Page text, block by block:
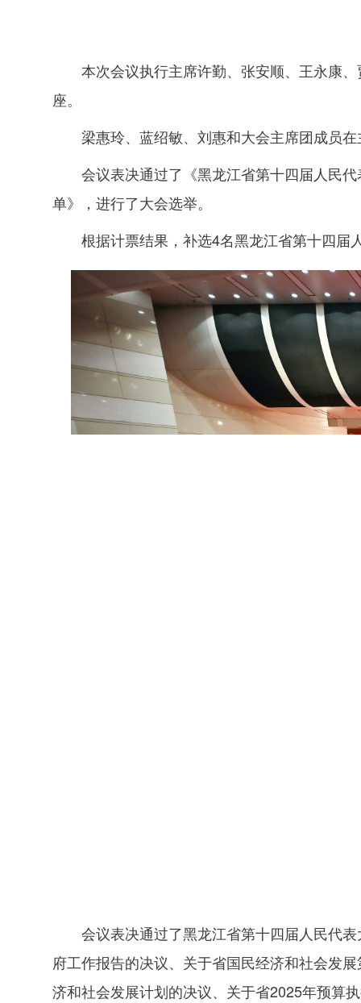
本次会议执行主席许勤、张安顺、王永康
座。
梁惠玲、蓝绍敏、刘惠和大会主席团成员
会议表决通过了《黑龙江省第十四届人民
单》，进行了大会选举。
根据计票结果，补选4名黑龙江省第十四届
会议表决通过了黑龙江省第十四届人民代
府工作报告的决议、关于省国民经济和社会发
济和社会发展计划的决议、关于省2025年预算